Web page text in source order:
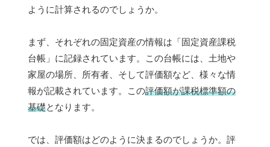
ように計算されるのでしょうか。
まず、それぞれの固定資産の情報は「固定資産課税
台帳」に記録されています。この台帳には、土地や
家屋の場所、所有者、そして評価額など、様々な情
報が記載されています。この評価額が課税標準額の
基礎となります。
では、評価額はどのように決まるのでしょうか。評